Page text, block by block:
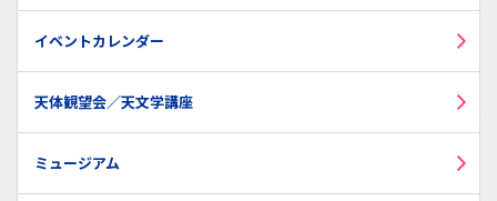
イベントカレンダー
天体観望会／天文学講座
ミュージアム